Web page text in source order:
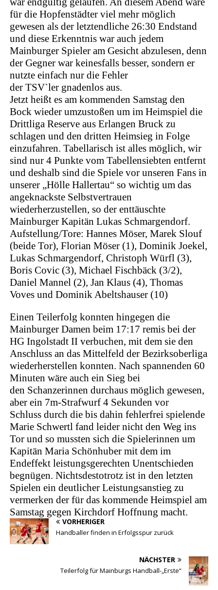
für die Hopfenstädter viel mehr möglich
gewesen als der letztendliche 26:30 Endstand
und diese Erkenntnis war auch jedem
Mainburger Spieler am Gesicht abzulesen, denn
der Gegner war keinesfalls besser, sondern er
nutzte einfach nur die Fehler
der TSV`ler gnadenlos aus.
Jetzt heißt es am kommenden Samstag den
Bock wieder umzustoßen um im Heimspiel die
Drittliga Reserve aus Erlangen Bruck zu
schlagen und den dritten Heimsieg in Folge
einzufahren. Tabellarisch ist alles möglich, wir
sind nur 4 Punkte vom Tabellensiebten entfernt
und deshalb sind die Spiele vor unseren Fans in
unserer „Hölle Hallertau“ so wichtig um das
angeknackste Selbstvertrauen
wiederherzustellen, so der enttäuschte
Mainburger Kapitän Lukas Schmargendorf.
Aufstellung/Tore: Hannes Möser, Marek Slouf
(beide Tor), Florian Möser (1), Dominik Joekel,
Lukas Schmargendorf, Christoph Würfl (3),
Boris Covic (3), Michael Fischbäck (3/2),
Daniel Mannel (2), Jan Klaus (4), Thomas
Voves und Dominik Abeltshauser (10)
Einen Teilerfolg konnten hingegen die
Mainburger Damen beim 17:17 remis bei der
HG Ingolstadt II verbuchen, mit dem sie den
Anschluss an das Mittelfeld der Bezirksoberliga
wiederherstellen konnten. Nach spannenden 60
Minuten wäre auch ein Sieg bei
den Schanzerinnen durchaus möglich gewesen,
aber ein 7m-Strafwurf 4 Sekunden vor
Schluss durch die bis dahin fehlerfrei spielende
Marie Schwertl fand leider nicht den Weg ins
Tor und so mussten sich die Spielerinnen um
Kapitän Maria Schönhuber mit dem im
Endeffekt leistungsgerechten Unentschieden
begnügen. Nichtsdestotrotz ist in den letzten
Spielen ein deutlicher Leistungsanstieg zu
vermerken der für das kommende Heimspiel am
Samstag gegen Kirchdorf Hoffnung macht.
VORHERIGER
Handballer finden in Erfolgsspur zurück
NÄCHSTER
Teilerfolg für Mainburgs Handball-„Erste“